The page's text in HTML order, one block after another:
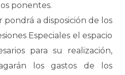
ponentes.
a disposición de los
Especiales el espacio
para su realización,
los gastos de los